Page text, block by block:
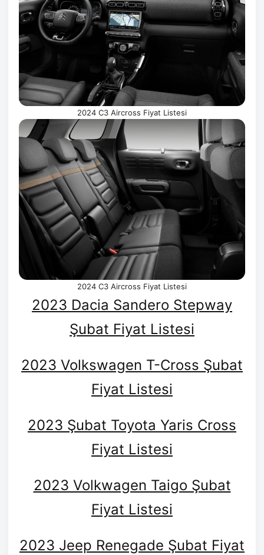
2024 C3 Aircross Fiyat Listesi
2024 C3 Aircross Fiyat Listesi
2023 Dacia Sandero Stepway
Şubat Fiyat Listesi
2023 Volkswagen T-Cross Şubat
Fiyat Listesi
2023 Şubat Toyota Yaris Cross
Fiyat Listesi
2023 Volkwagen Taigo Şubat
Fiyat Listesi
2023 Jeep Renegade Şubat Fiyat